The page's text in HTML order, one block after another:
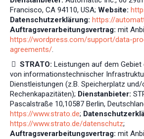
Francisco, CA 94110, USA;Website:
Datenschutzerklärung: https://
Auftragsverarbeitungsvertrag: mit
https://wordpress.com/support/data-
agreements/.
STRATO:Leistungen auf dem Gebiet
von informationstechnischer
Dienstleistungen (z.B. Speicherplatz
Rechenkapazitäten); Dienstanbieter:
Pascalstraße 10,10587 Berlin,
https://www.strato.de;
https://www.strato.de/datenschutz;
Auftragsverarbeitungsvertrag: mit